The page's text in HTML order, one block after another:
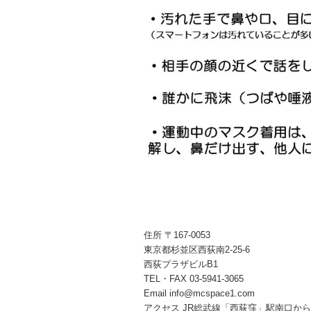
住所 〒167-0053
東京都杉並区西荻南2-25-6
西荻プラザビルB1
TEL・FAX 03-5941-3065
Email info@mcspace1.com
アクセス JR総武線「西荻窪」駅南口か